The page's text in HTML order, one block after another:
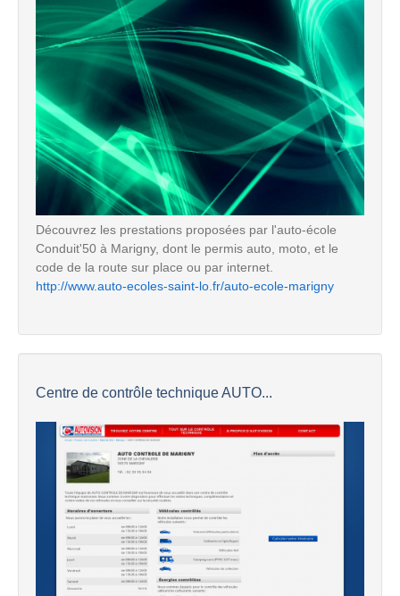
Découvrez les prestations proposées par l'auto-école
Conduit'50 à Marigny, dont le permis auto, moto, et le
code de la route sur place ou par internet.
http://www.auto-ecoles-saint-lo.fr/auto-ecole-marigny
Centre de contrôle technique AUTO...